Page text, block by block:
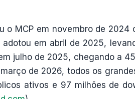
o MCP em novembro de
adotou em abril de 2025,
julho de 2025, chegando a
de 2026, todos os
ativos e 97 milhões de